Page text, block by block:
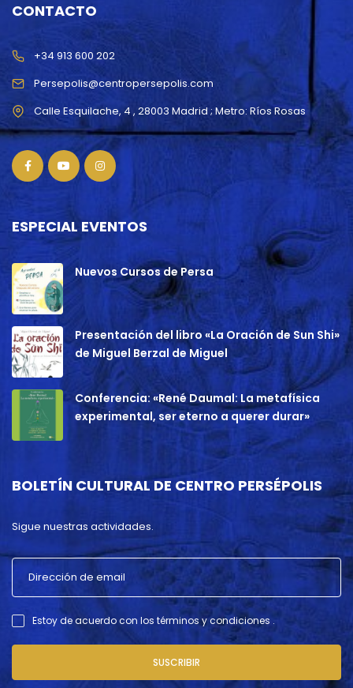
CONTACTO
Persepolis@centropersepolis.com
+34 913 600 202
ESPECIAL EVENTOS
Nuevos Cursos de Persa
Presentación del libro «La Oración de Sun Shi»
de Miguel Berzal de Miguel
Conferencia: «René Daumal: La metafísica
experimental, ser eterno a querer durar»
BOLETÍN CULTURAL DE CENTRO PERSÉPOLIS
Sigue nuestras actividades.
Estoy de acuerdo con los términos y condiciones .
SUSCRIBIR